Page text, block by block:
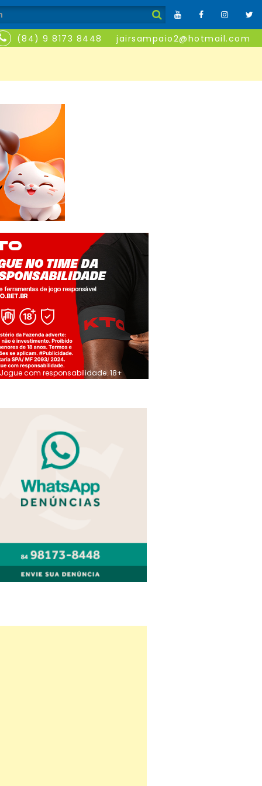
(84) 9 8173 8448 jairsampaio2@hotmail.com
Jogue com responsabilidade. 18+